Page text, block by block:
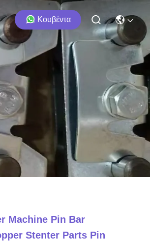
Με Κουβέντα
Machine Pin Bar
Stenter Parts Pin